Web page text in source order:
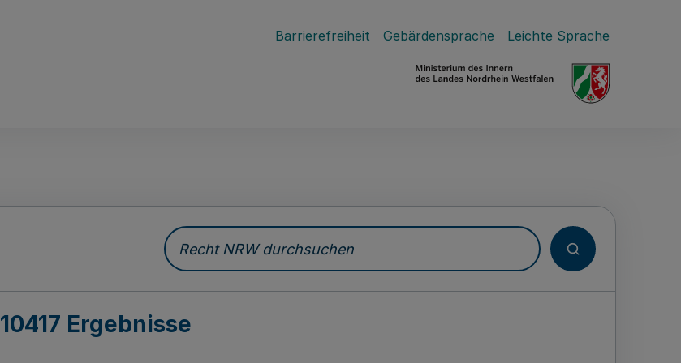
Barrierefreiheit Gebärdensprache Leichte Sprache
Recht NRW durchsuchen
10417 Ergebnisse